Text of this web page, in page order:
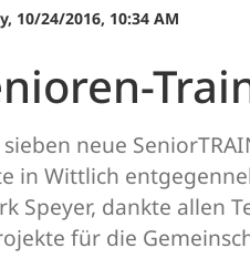
10/24/2016, 10:34 AM
neue
in Wittlich
Speyer, dankte
für die